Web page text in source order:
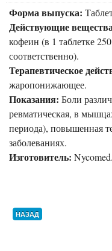
Форма выпуска:
Действующие
кофеин (в 1 таблетке
соответственно).
Терапевтическое
жаропонижающее.
Показания: Боли
ревматическая, в
периода), повышенная
заболеваниях.
Изготовитель: Nycomed.
НАЗАД